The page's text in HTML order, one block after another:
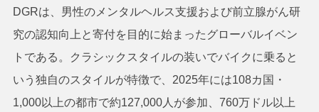
DGRは、男性のメンタルヘルス支援および前立腺がん研
究の認知向上と寄付を目的に始まったグローバルイベン
トである。クラシックスタイルの装いでバイクに乗ると
いう独自のスタイルが特徴で、2025年には108カ国・
1,000以上の都市で約127,000人が参加、760万ドル以上